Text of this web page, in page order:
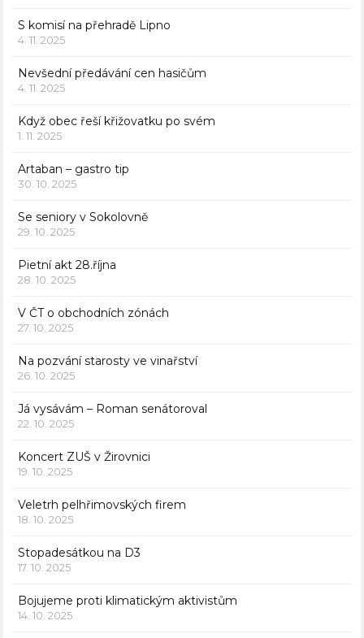
S komisí na přehradě Lipno
4. 11. 2025
Nevšední předávání cen hasičům
4. 11. 2025
Když obec řeší křižovatku po svém
1. 11. 2025
Artaban – gastro tip
30. 10. 2025
Se seniory v Sokolovně
29. 10. 2025
Pietní akt 28.října
28. 10. 2025
V ČT o obchodních zónách
27. 10. 2025
Na pozvání starosty ve vinařství
26. 10. 2025
Já vysávám – Roman senátoroval
22. 10. 2025
Koncert ZUŠ v Žirovnici
19. 10. 2025
Veletrh pelhřimovských firem
18. 10. 2025
Stopadesátkou na D3
17. 10. 2025
Bojujeme proti klimatickým aktivistům
14. 10. 2025